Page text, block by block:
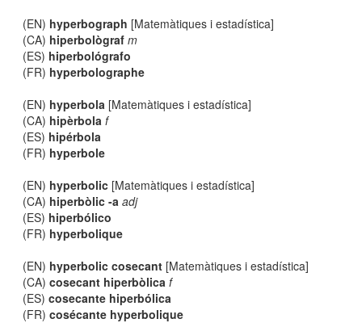
(EN) hyperbograph [Matemàtiques i estadística]
(CA) hiperbològraf m
(ES) hiperbológrafo
(FR) hyperbolographe
(EN) hyperbola [Matemàtiques i estadística]
(CA) hipèrbola f
(ES) hipérbola
(FR) hyperbole
(EN) hyperbolic [Matemàtiques i estadística]
(CA) hiperbòlic -a adj
(ES) hiperbólico
(FR) hyperbolique
(EN) hyperbolic cosecant [Matemàtiques i estadística]
(CA)cosecant hiperbòlica f
(ES)cosecante hiperbólica
(FR)cosécante hyperbolique